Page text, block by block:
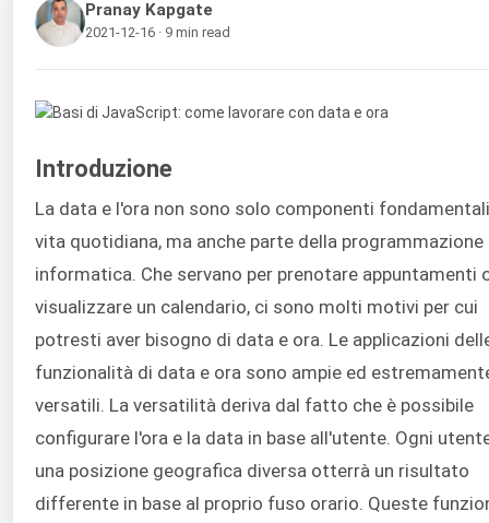
Pranay Kapgate
2021-12-16 · 9 min read
Introduzione
La data e l'ora non sono solo componenti
vita quotidiana, ma anche parte della programmazione
informatica. Che servano per prenotare appuntamenti
visualizzare un calendario, ci sono molti motivi per cui
potresti aver bisogno di data e ora. Le applicazioni
funzionalità di data e ora sono ampie ed
versatili. La versatilità deriva dal fatto che è possibile
configurare l'ora e la data in base all'utente. Ogni
una posizione geografica diversa otterrà un risultato
differente in base al proprio fuso orario. Queste